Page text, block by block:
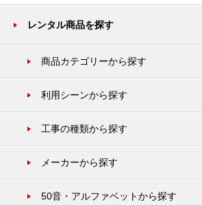
レンタル商品を探す
商品カテゴリーから探す
利用シーンから探す
工事の種類から探す
メーカーから探す
50音・アルファベットから探す